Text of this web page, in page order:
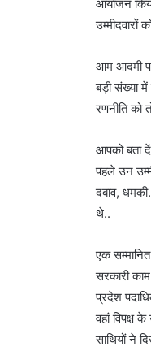
आयोजन
आम आदमी
बड़ी संख्या में
रणनीति को
आपको बता
पहले उन
दबाव,
थे..
एक
सरकारी
प्रदेश
वहां विपक्ष
साथियों ने
व्यापारियों को राहत
बैठक,